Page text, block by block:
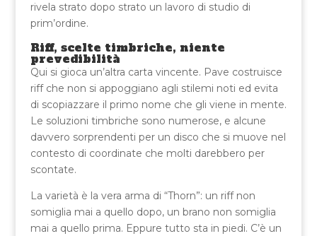
rivela strato dopo strato un lavoro di studio di
prim’ordine.
Riff, scelte timbriche, niente
prevedibilità
Qui si gioca un’altra carta vincente. Pave costruisce
riff che non si appoggiano agli stilemi noti ed evita
di scopiazzare il primo nome che gli viene in mente.
Le soluzioni timbriche sono numerose, e alcune
davvero sorprendenti per un disco che si muove nel
contesto di coordinate che molti darebbero per
scontate.
La varietà è la vera arma di “Thorn”: un riff non
somiglia mai a quello dopo, un brano non somiglia
mai a quello prima. Eppure tutto sta in piedi. C’è un